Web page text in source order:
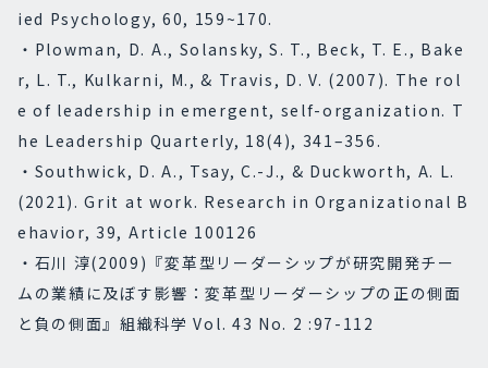
ied Psychology, 60, 159~170.
・Plowman, D. A., Solansky, S. T., Beck, T. E., Bake
r, L. T., Kulkarni, M., & Travis, D. V. (2007). The rol
e of leadership in emergent, self-organization. T
he Leadership Quarterly, 18(4), 341–356.
・Southwick, D. A., Tsay, C.-J., & Duckworth, A. L.
(2021). Grit at work. Research in Organizational B
ehavior, 39, Article 100126
・石川 淳(2009)『変革型リーダーシップが研究開発チー
ムの業績に及ぼす影響：変革型リーダーシップの正の側面
と負の側面』組織科学 Vol. 43 No. 2 :97-112